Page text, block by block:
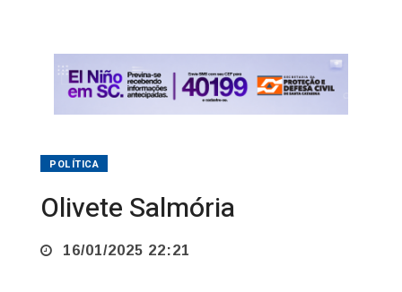
POLÍTICA
Olivete Salmória
16/01/2025 22:21